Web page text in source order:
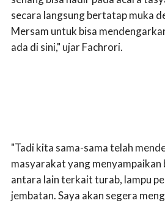
secara langsung bertatap muka
Mersam untuk bisa
ada di sini," ujar Fachrori.
"Tadi kita sama-sama telah
masyarakat yang menyampaikan
antara lain terkait turab, lampu
jembatan. Saya akan segera